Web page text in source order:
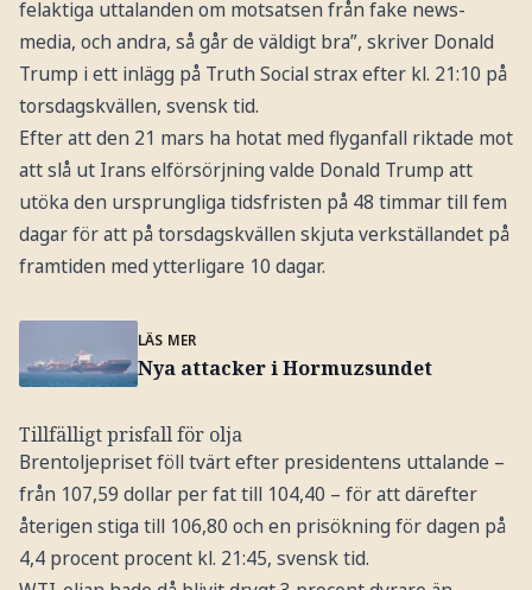
felaktiga uttalanden om motsatsen från fake news-
media, och andra, så går de väldigt bra”, skriver Donald
Trump i ett inlägg på Truth Social strax efter kl. 21:10 på
torsdagskvällen, svensk tid.
Efter att den 21 mars ha hotat med flyganfall riktade mot
att slå ut Irans elförsörjning valde Donald Trump att
utöka den ursprungliga tidsfristen på 48 timmar till fem
dagar för att på torsdagskvällen skjuta verkställandet på
framtiden med ytterligare 10 dagar.
LÄS MER
Nya attacker i Hormuzsundet
Tillfälligt prisfall för olja
Brentoljepriset föll tvärt efter presidentens uttalande –
från 107,59 dollar per fat till 104,40 – för att därefter
återigen stiga till 106,80 och en prisökning för dagen på
4,4 procent procent kl. 21:45, svensk tid.